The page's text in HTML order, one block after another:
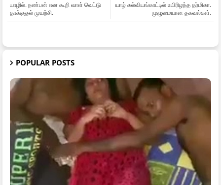
யாழ் கல்வியங்காட்டில் உயிரிழந்த தர்மிகா.
முழுமையான தகவல்கள்.
யாழில். நண்பன் என கூறி வாள் வெட்டு
தாக்குதல் முயற்சி.
POPULAR POSTS